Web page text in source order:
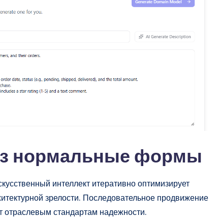
нормальные формы
интеллект итеративно оптимизирует
зрелости. Последовательное продвижение
отраслевым стандартам надежности.